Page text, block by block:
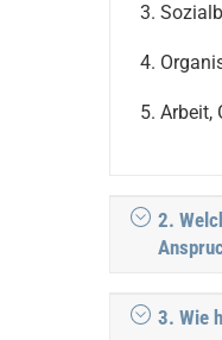
Arbeit,
2.
3. Wie